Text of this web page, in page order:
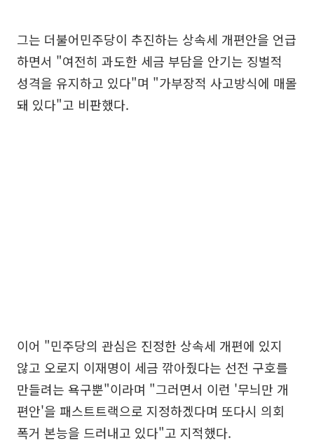
그는 더불어민주당이 추진하는 상속세 개편안을 언급
하면서 "여전히 과도한 세금 부담을 안기는 징벌적
성격을 유지하고 있다"며 "가부장적 사고방식에 매몰
돼 있다"고 비판했다.
이어 "민주당의 관심은 진정한 상속세 개편에 있지
않고 오로지 이재명이 세금 깎아줬다는 선전 구호를
만들려는 욕구뿐"이라며 "그러면서 이런 '무늬만 개
편안'을 패스트트랙으로 지정하겠다며 또다시 의회
폭거 본능을 드러내고 있다"고 지적했다.